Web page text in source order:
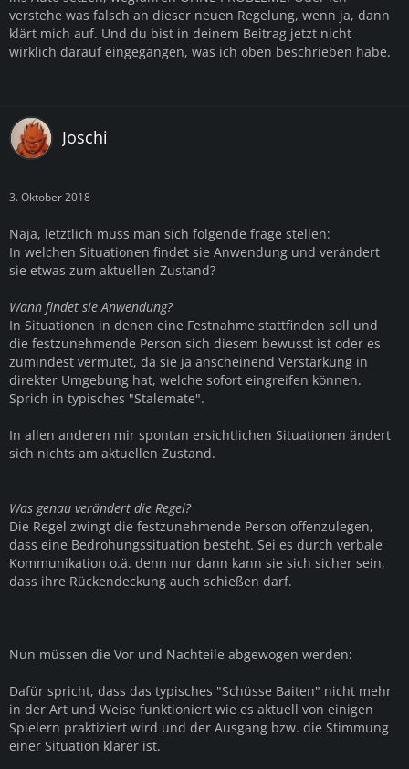
verstehe was falsch an dieser neuen Regelung, wenn ja, dann
klärt mich auf. Und du bist in deinem Beitrag jetzt nicht
wirklich darauf eingegangen, was ich oben beschrieben habe.
Joschi
3. Oktober 2018
Naja, letztlich muss man sich folgende frage stellen:
In welchen Situationen findet sie Anwendung und verändert
sie etwas zum aktuellen Zustand?
Wann findet sie Anwendung?
In Situationen in denen eine Festnahme stattfinden soll und
die festzunehmende Person sich diesem bewusst ist oder es
zumindest vermutet, da sie ja anscheinend Verstärkung in
direkter Umgebung hat, welche sofort eingreifen können.
Sprich in typisches "Stalemate".
In allen anderen mir spontan ersichtlichen Situationen ändert
sich nichts am aktuellen Zustand.
Was genau verändert die Regel?
Die Regel zwingt die festzunehmende Person offenzulegen,
dass eine Bedrohungssituation besteht. Sei es durch verbale
Kommunikation o.ä. denn nur dann kann sie sich sicher sein,
dass ihre Rückendeckung auch schießen darf.
Nun müssen die Vor und Nachteile abgewogen werden:
Dafür spricht, dass das typisches "Schüsse Baiten" nicht mehr
in der Art und Weise funktioniert wie es aktuell von einigen
Spielern praktiziert wird und der Ausgang bzw. die Stimmung
einer Situation klarer ist.